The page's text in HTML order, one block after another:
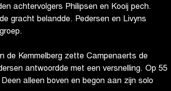
achtervolgers Philipsen en Kooij pech.
gracht belandde. Pedersen en Livyns
de Kemmelberg zette Campenaerts de
antwoordde met een versnelling. Op 55
alleen boven en begon aan zijn solo